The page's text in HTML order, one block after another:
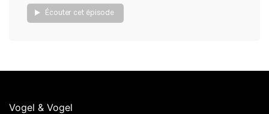
Écouter cet épisode
Vogel & Vogel